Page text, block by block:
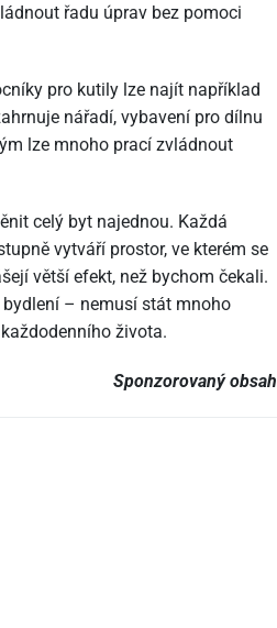
řadu úprav bez pomoci
pro kutily lze najít například
nářadí, vybavení pro dílnu
lze mnoho prací zvládnout
celý byt najednou. Každá
vytváří prostor, ve kterém se
větší efekt, než bychom čekali.
– nemusí stát mnoho
života.
Sponzorovaný obsah